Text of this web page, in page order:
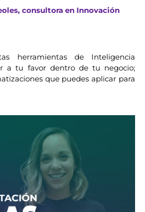
consultora en Innovación
herramientas de Inteligencia
a tu favor dentro de tu negocio;
que puedes aplicar para